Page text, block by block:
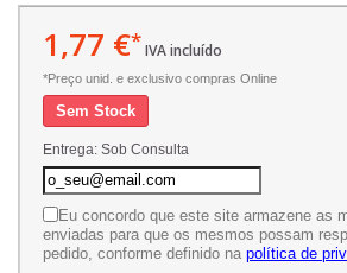
1,77 €*IVA incluído
*Preço unid. e exclusivo compras Online
Sem Stock
Entrega: Sob Consulta
Eu concordo que este site armazene as
enviadas para que os mesmos possam
pedido, conforme definido na política de